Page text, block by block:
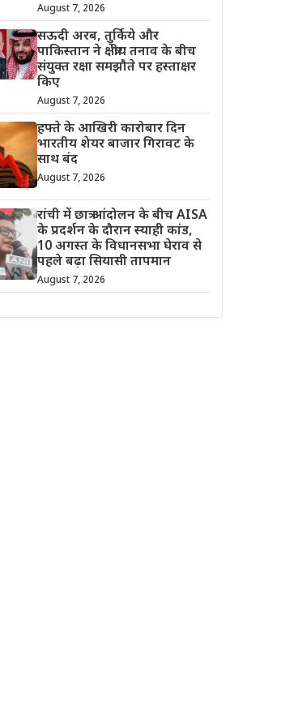
August 7, 2026
सऊदी अरब, तुर्किये और
पाकिस्तान ने क्षेत्रीय तनाव के बीच
संयुक्त रक्षा समझौते पर हस्ताक्षर
किए
August 7, 2026
हफ्ते के आखिरी कारोबार दिन
भारतीय शेयर बाजार गिरावट के
साथ बंद
August 7, 2026
रांची में छात्र आंदोलन के बीच AISA
के प्रदर्शन के दौरान स्याही कांड,
10 अगस्त के विधानसभा घेराव से
पहले बढ़ा सियासी तापमान
August 7, 2026